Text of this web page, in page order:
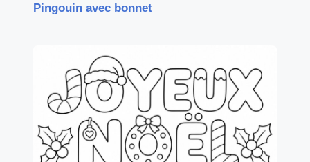
Pingouin avec bonnet